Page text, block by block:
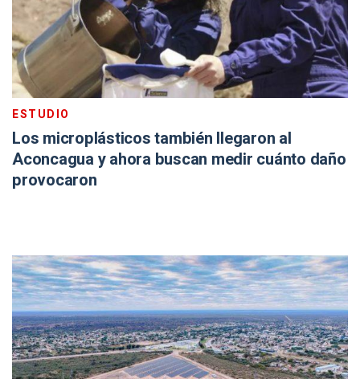
ESTUDIO
Los microplásticos también llegaron al
Aconcagua y ahora buscan medir cuánto daño
provocaron